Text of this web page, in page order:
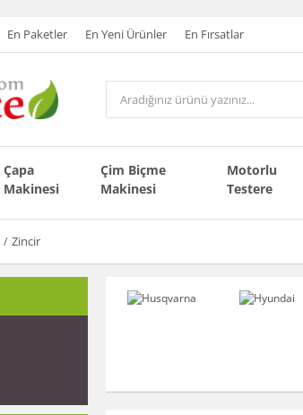
En Paketler En Yeni Ürünler En Fırsatlar
Çapa
Makinesi
Çim Biçme
Makinesi
Motorlu
Testere
Zincir